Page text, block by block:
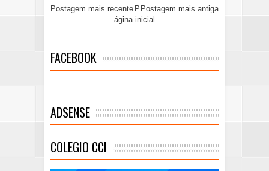
Postagem mais recente Postagem mais antiga
P
ágina inicial
FACEBOOK
ADSENSE
COLEGIO CCI